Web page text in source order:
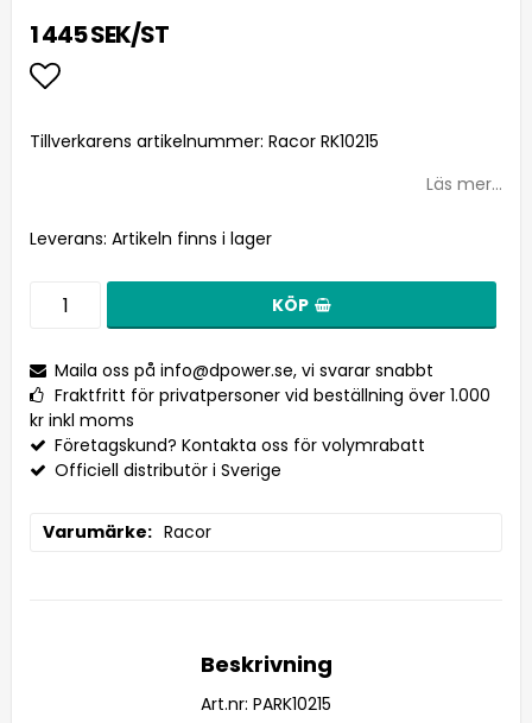
1 445 SEK/ST
Lägg till i favoritlistan
Tillverkarens artikelnummer: Racor RK10215
Läs mer...
Leverans: Artikeln finns i lager
KÖP
Maila oss på info@dpower.se, vi svarar snabbt
Fraktfritt för privatpersoner vid beställning över 1.000
kr inkl moms
Företagskund? Kontakta oss för volymrabatt
Officiell distributör i Sverige
Varumärke Racor
Beskrivning
Art.nr: PARK10215